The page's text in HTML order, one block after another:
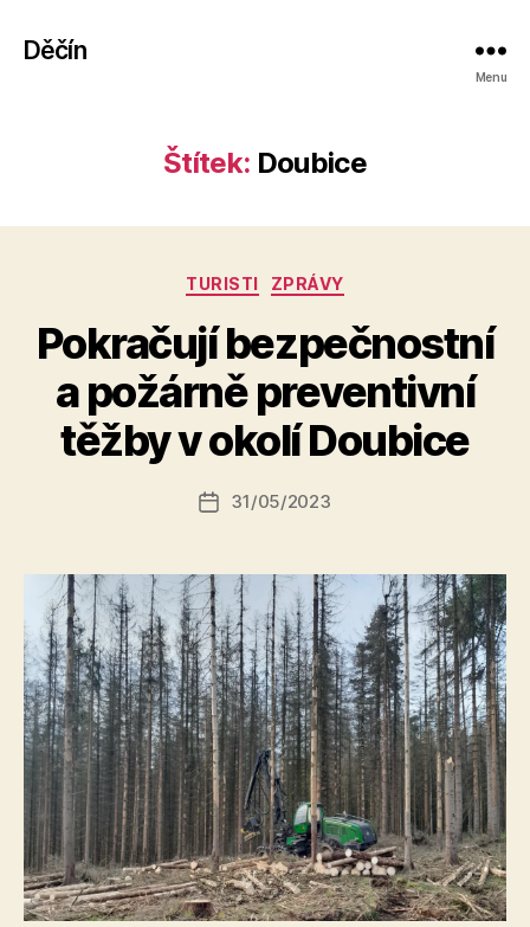
Děčín
Menu
Štítek: Doubice
Rubriky
TURISTI ZPRÁVY
Pokračují bezpečnostní
a požárně preventivní
těžby v okolí Doubice
Autor
příspěvku
A
u
t
o
a
s
o
Datum
31/05/2023